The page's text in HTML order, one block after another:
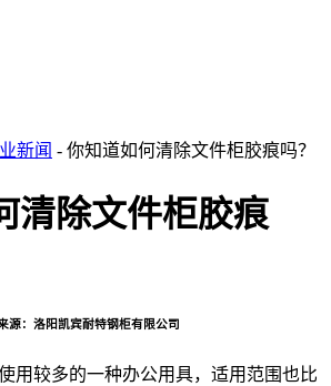
新闻 - 你知道如何清除文件柜胶痕吗？
清除文件柜胶痕
源：洛阳凯宾耐特钢柜有限公司
较多的一种办公用具，适用范围也比